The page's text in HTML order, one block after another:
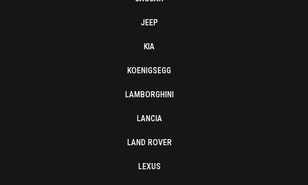
JEEP
KIA
KOENIGSEGG
LAMBORGHINI
LANCIA
LAND ROVER
LEXUS